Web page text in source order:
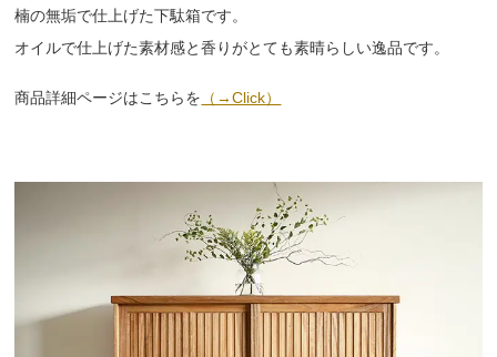
楠の無垢で仕上げた下駄箱です。
オイルで仕上げた素材感と香りがとても素晴らしい逸品です。
商品詳細ページはこちらを （→Click）